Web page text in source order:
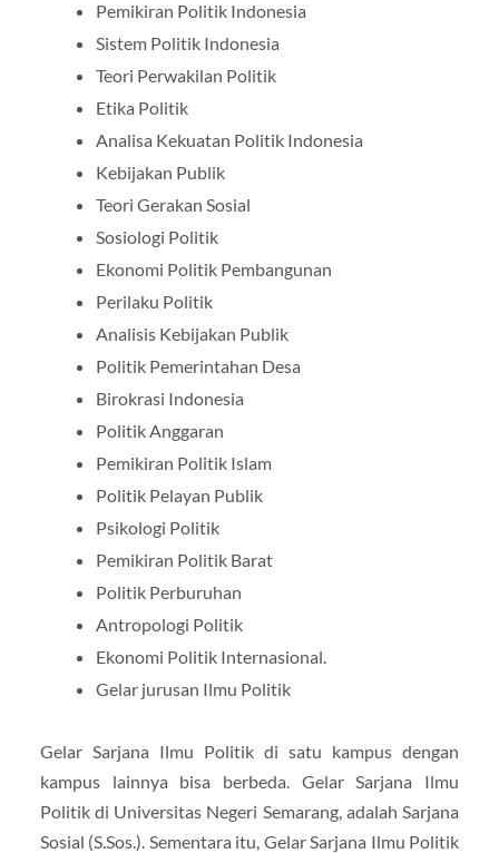
Pemikiran Politik Indonesia
Sistem Politik Indonesia
Teori Perwakilan Politik
Etika Politik
Analisa Kekuatan Politik Indonesia
Kebijakan Publik
Teori Gerakan Sosial
Sosiologi Politik
Ekonomi Politik Pembangunan
Perilaku Politik
Analisis Kebijakan Publik
Politik Pemerintahan Desa
Birokrasi Indonesia
Politik Anggaran
Pemikiran Politik Islam
Politik Pelayan Publik
Psikologi Politik
Pemikiran Politik Barat
Politik Perburuhan
Antropologi Politik
Ekonomi Politik Internasional.
Gelar jurusan Ilmu Politik
Gelar Sarjana Ilmu Politik di satu kampus dengan
kampus lainnya bisa berbeda. Gelar Sarjana Ilmu
Politik di Universitas Negeri Semarang, adalah Sarjana
Sosial (S.Sos.). Sementara itu, Gelar Sarjana Ilmu Politik